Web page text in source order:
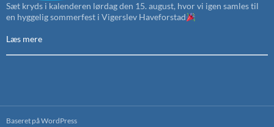
Sæt kryds i kalenderen lørdag den 15. august, hvor vi igen samles til
en hyggelig sommerfest i Vigerslev Haveforstad
Læs mere
Baseret på WordPress